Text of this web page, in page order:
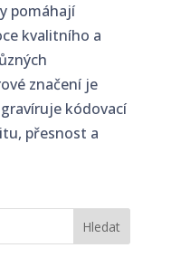
pomáhají
kvalitního a
značení je
kódovací
přesnost a
Hledat